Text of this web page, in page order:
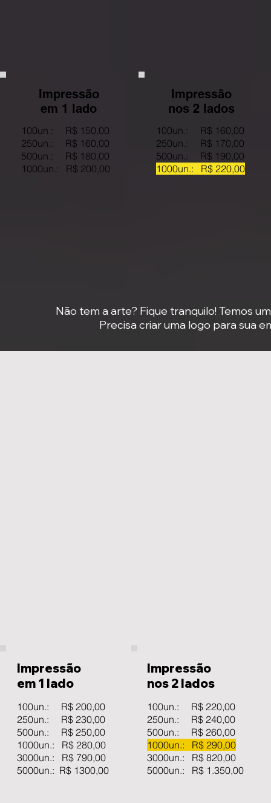
Impressão
em 1 lado
100un.: R$ 150,00
250un.: R$ 160,00
500un.: R$ 180,00
1000un.: R$ 200,00
Impressão
nos 2 lados
100un.: R$ 160,00
250un.: R$ 170,00
500un.: R$ 190,00
1000un.: R$ 220,00
Não tem a arte? Fique tranquilo! Temos
Precisa criar uma logo para sua
Impressão
em 1 lado
100un.: R$ 200,00
250un.: R$ 230,00
500un.: R$ 250,00
1000un.: R$ 280,00
3000un.: R$ 790,00
5000un.: R$ 1300,00
Impressão
nos 2 lados
100un.: R$ 220,00
250un.: R$ 240,00
500un.: R$ 260,00
1000un.: R$ 290,00
3000un.: R$ 820,00
5000un.: R$ 1.350,00